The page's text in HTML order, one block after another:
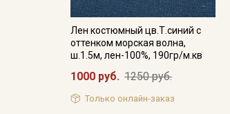
Лен костюмный цв.Т.синий с
оттенком морская волна,
ш.1.5м, лен-100%, 190гр/м.кв
1000 руб. 1250 руб.
Только онлайн-заказ